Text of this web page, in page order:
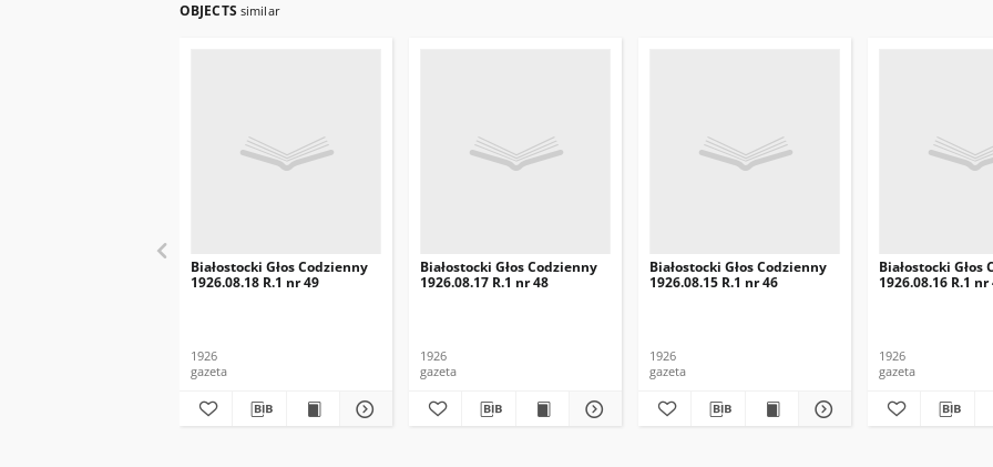
OBJECTS similar
Białostocki Głos Codzienny
1926.08.18 R.1 nr 49
1926
gazeta
Białostocki Głos Codzienny
1926.08.17 R.1 nr 48
1926
gazeta
Białostocki Głos Codzienny
1926.08.15 R.1 nr 46
1926
gazeta
Białostocki Głos
1926.08.16 R.1 nr
1926
gazeta